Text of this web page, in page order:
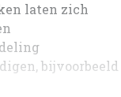
laten zich
bijvoorbeeld